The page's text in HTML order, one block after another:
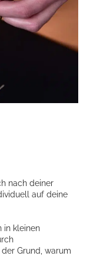
nach deiner
auf deine
in kleinen
Grund, warum